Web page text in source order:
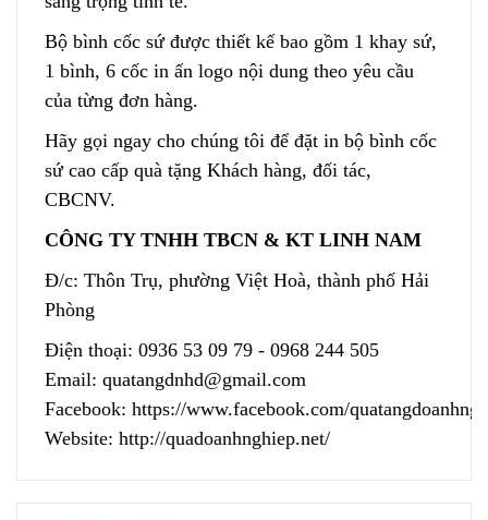
Bộ bình cốc sứ được thiết kế bao gồm 1 khay sứ,
1 bình, 6 cốc in ấn logo nội dung theo yêu cầu
của từng đơn hàng.
Hãy gọi ngay cho chúng tôi để đặt in bộ bình cốc
sứ cao cấp quà tặng Khách hàng, đối tác,
CBCNV.
CÔNG TY TNHH TBCN & KT LINH NAM
Đ/c: Thôn Trụ, phường Việt Hoà, thành phố Hải
Phòng
Điện thoại: 0936 53 09 79 - 0968 244 505
Email: quatangdnhd@gmail.com
Facebook: https://www.facebook.com/
Website: http://quadoanhnghiep.net/